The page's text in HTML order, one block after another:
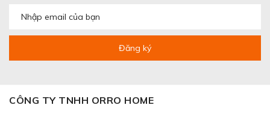
Đăng ký
CÔNG TY TNHH ORRO HOME